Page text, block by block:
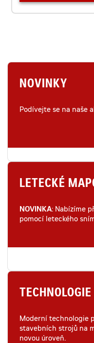
NOVINKY
Podívejte se na naše
LETECKÉ
NOVINKA: Nabízíme
pomocí leteckého
TECHNOLOGIE
Moderní technologie
stavebních strojů na
novou úroveň.